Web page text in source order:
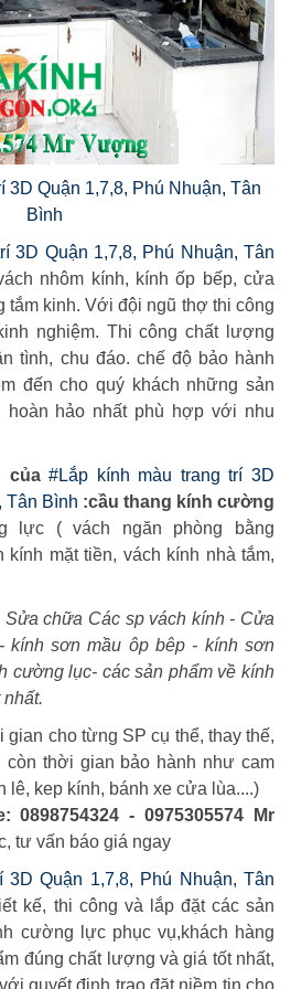
3D Quận 1,7,8, Phú Nhuận, Tân
Bình
3D Quận 1,7,8, Phú Nhuận, Tân
nhôm kính, kính ốp bếp, cửa
tắm kinh. Với đội ngũ thợ thi công
nghiệm. Thi công chất lượng
tình, chu đáo. chế độ bảo hành
đến cho quý khách những sản
hoàn hảo nhất phù hợp với nhu
của#Lắp kính màu trang trí 3D
Tân Bình :cầu thang kính cường
lực ( vách ngăn phòng bằng
kính mặt tiền, vách kính nhà tắm,
Sửa chữa Các sp vách kính - Cửa
kính sơn mầu ôp bêp - kính sơn
cường lục- các sản phẩm về kính
cho từng SP cụ thể, thay thế,
thời gian bảo hành như cam
lê, kep kính, bánh xe cửa lùa....)
- 0975305574 Mr
tư vấn báo giá ngay
3D Quận 1,7,8, Phú Nhuận, Tân
kế, thi công và lắp đặt các sản
cường lực phục vụ,khách hàng
đúng chất lượng và giá tốt nhất,
quyết định trao đặt niềm tin cho